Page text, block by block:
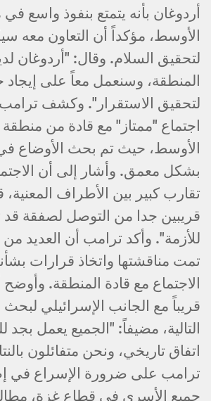
أردوغان بأنه يتمتع بنفوذ واسع
الأوسط، مؤكداً أن التعاون معه
لتحقيق السلام. وقال: "أردوغان
المنطقة، وسنعمل معاً على
لتحقيق الاستقرار". وكشف
اجتماع "ممتاز" مع قادة من
الأوسط، حيث تم بحث الأوضاع
بشكل معمق. وأشار إلى أن
تقارب كبير بين الأطراف المعنية،
قريبين جدا من التوصل لصفقة قد
للأزمة". وأكد ترامب أن العديد من
تمت مناقشتها واتخاذ قرارات
الاجتماع مع قادة المنطقة.
قريباً مع الجانب الإسرائيلي
التالية، مضيفاً: "الجميع يعمل
اتفاق تاريخي، ونحن متفائلون
ترامب على ضرورة الإسراع في
جميع الأسرى في قطاع غزة،